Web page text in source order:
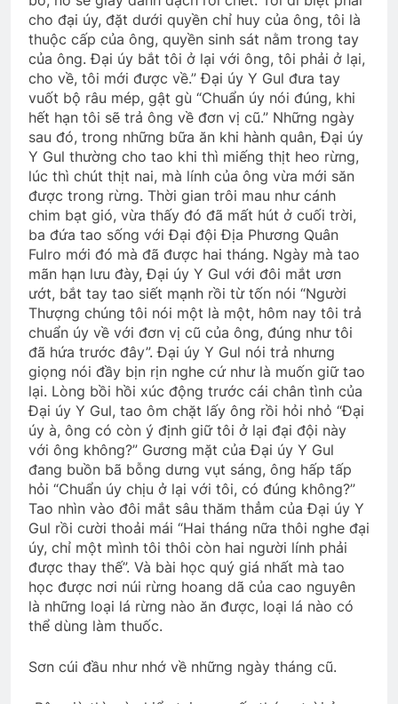
cho đại úy, đặt dưới quyền chỉ huy của ông, tôi là
thuộc cấp của ông, quyền sinh sát nằm trong tay
của ông. Đại úy bắt tôi ở lại với ông, tôi phải ở lại,
cho về, tôi mới được về.” Đại úy Y Gul đưa tay
vuốt bộ râu mép, gật gù “Chuẩn úy nói đúng, khi
hết hạn tôi sẽ trả ông về đơn vị cũ.” Những ngày
sau đó, trong những bữa ăn khi hành quân, Đại úy
Y Gul thường cho tao khi thì miếng thịt heo rừng,
lúc thì chút thịt nai, mà lính của ông vừa mới săn
được trong rừng. Thời gian trôi mau như cánh
chim bạt gió, vừa thấy đó đã mất hút ở cuối trời,
ba đứa tao sống với Đại đội Địa Phương Quân
Fulro mới đó mà đã được hai tháng. Ngày mà tao
mãn hạn lưu đày, Đại úy Y Gul với đôi mắt ươn
ướt, bắt tay tao siết mạnh rồi từ tốn nói “Người
Thượng chúng tôi nói một là một, hôm nay tôi trả
chuẩn úy về với đơn vị cũ của ông, đúng như tôi
đã hứa trước đây”. Đại úy Y Gul nói trả nhưng
giọng nói đầy bịn rịn nghe cứ như là muốn giữ tao
lại. Lòng bồi hồi xúc động trước cái chân tình của
Đại úy Y Gul, tao ôm chặt lấy ông rồi hỏi nhỏ “Đại
úy à, ông có còn ý định giữ tôi ở lại đại đội này
với ông không?” Gương mặt của Đại úy Y Gul
đang buồn bã bỗng dưng vụt sáng, ông hấp tấp
hỏi “Chuẩn úy chịu ở lại với tôi, có đúng không?”
Tao nhìn vào đôi mắt sâu thăm thẳm của Đại úy Y
Gul rồi cười thoải mái “Hai tháng nữa thôi nghe đại
úy, chỉ một mình tôi thôi còn hai người lính phải
được thay thế”. Và bài học quý giá nhất mà tao
học được nơi núi rừng hoang dã của cao nguyên
là những loại lá rừng nào ăn được, loại lá nào có
thể dùng làm thuốc.
Sơn cúi đầu như nhớ về những ngày tháng cũ.